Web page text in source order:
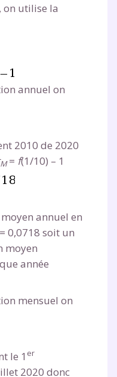
on utilise la
annuel on
2010 de 2020
M= f(1/10) – 1
annuel en
= 0,0718 soit un
moyen
année
mensuel on
le 1 er
2020 donc